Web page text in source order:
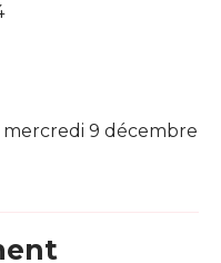
mercredi 9 décembre